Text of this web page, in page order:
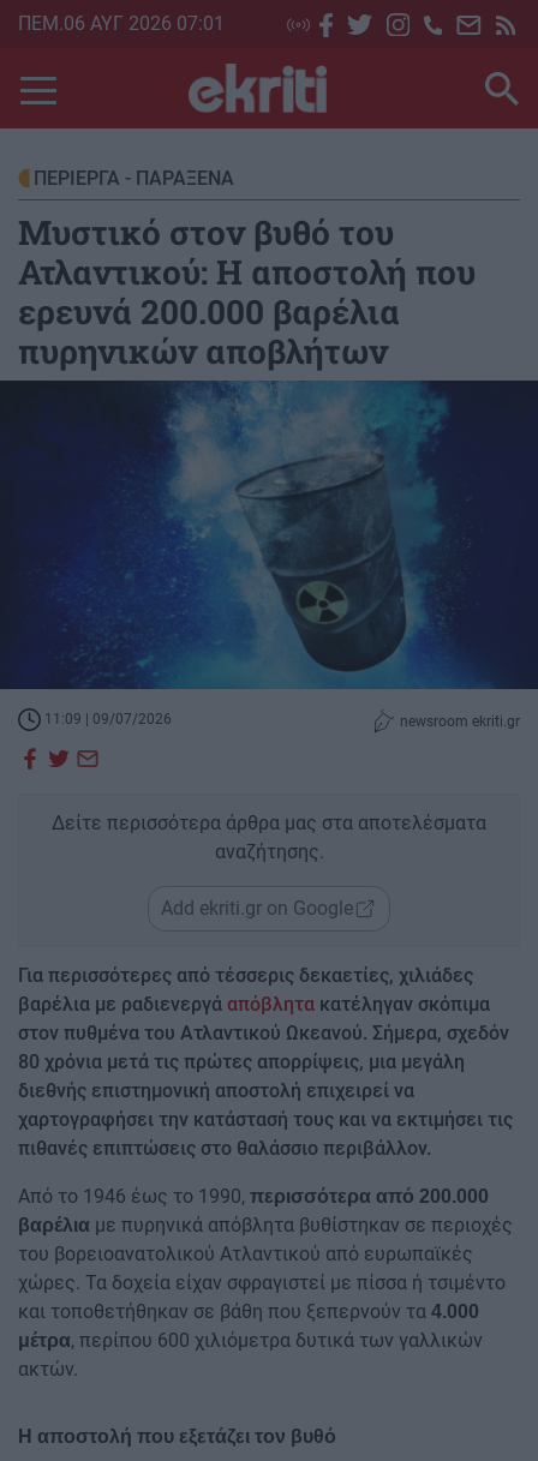
Skip
main
content
ΠΕΜ.06 ΑΥΓ 2026 07:01
ΠΕΡΙΕΡΓΑ - ΠΑΡΑΞΕΝΑ
Μυστικό στον βυθό του
Ατλαντικού: Η αποστολή που
ερευνά 200.000 βαρέλια
πυρηνικών αποβλήτων
11:09 | 09/07/2026 newsroom ekriti.gr
Δείτε περισσότερα άρθρα μας στα αποτελέσματα
αναζήτησης.
Add ekriti.gr on Google
Για περισσότερες από τέσσερις δεκαετίες, χιλιάδες
βαρέλια με ραδιενεργά απόβλητα κατέληγαν σκόπιμα
στον πυθμένα του Ατλαντικού Ωκεανού. Σήμερα, σχεδόν
80 χρόνια μετά τις πρώτες απορρίψεις, μια μεγάλη
διεθνής επιστημονική αποστολή επιχειρεί να
χαρτογραφήσει την κατάστασή τους και να εκτιμήσει τις
πιθανές επιπτώσεις στο θαλάσσιο περιβάλλον.
Από το 1946 έως το 1990, περισσότερα από 200.000
βαρέλια με πυρηνικά απόβλητα βυθίστηκαν σε περιοχές
του βορειοανατολικού Ατλαντικού από ευρωπαϊκές
χώρες. Τα δοχεία είχαν σφραγιστεί με πίσσα ή τσιμέντο
και τοποθετήθηκαν σε βάθη που ξεπερνούν τα 4.000
μέτρα, περίπου 600 χιλιόμετρα δυτικά των γαλλικών
ακτών.
Η αποστολή που εξετάζει τον βυθό